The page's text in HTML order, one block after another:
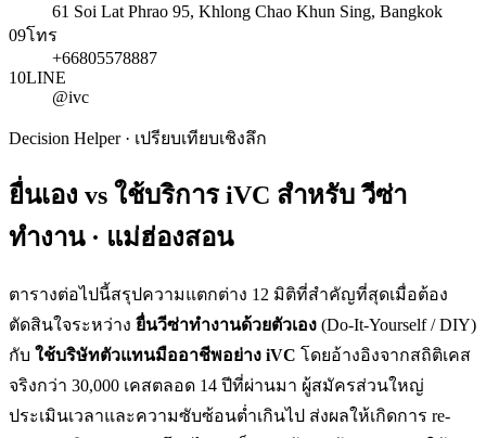
61 Soi Lat Phrao 95, Khlong Chao Khun Sing, Bangkok
09โทร
+66805578887
10LINE
@ivc
Decision Helper · เปรียบเทียบเชิงลึก
ยื่นเอง vs ใช้บริการ iVC สำหรับวีซ่า
ทำงาน · แม่ฮ่องสอน
ตารางต่อไปนี้สรุปความแตกต่าง 12 มิติที่สำคัญที่สุดเมื่อต้อง
ตัดสินใจระหว่าง ยื่นวีซ่าทำงานด้วยตัวเอง (Do-It-Yourself / DIY)
กับ ใช้บริษัทตัวแทนมืออาชีพอย่าง iVC โดยอ้างอิงจากสถิติเคส
จริงกว่า 30,000 เคสตลอด 14 ปีที่ผ่านมา ผู้สมัครส่วนใหญ่
ประเมินเวลาและความซับซ้อนต่ำเกินไป ส่งผลให้เกิดการ re-